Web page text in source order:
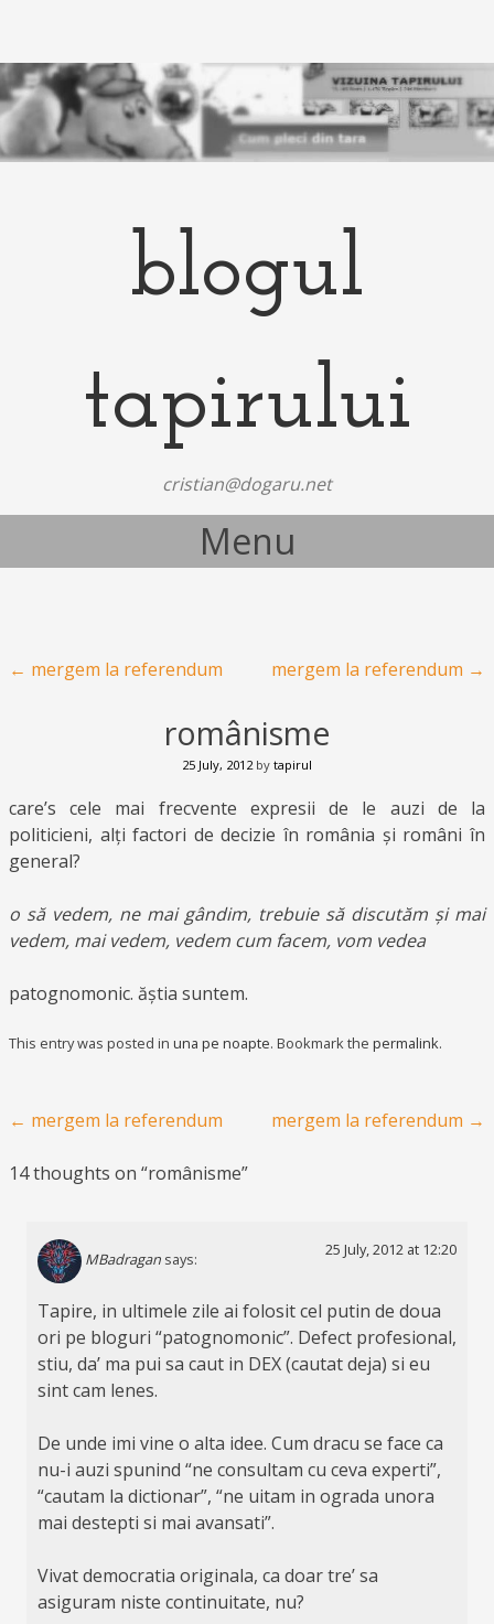
blogul
tapirului
cristian@dogaru.net
Menu
Post navigation
← mergem la referendum mergem la referendum →
românisme
25 July, 2012by tapirul
care’s cele mai frecvente expresii de le auzi de la
politicieni, alți factori de decizie în românia și români în
general?
o să vedem, ne mai gândim, trebuie să discutăm și mai
vedem, mai vedem, vedem cum facem, vom vedea
patognomonic. ăștia suntem.
This entry was posted in una pe noapte. Bookmark the permalink.
Post navigation
← mergem la referendum mergem la referendum →
14 thoughts on “românisme”
MBadragan says:
25 July, 2012 at 12:20
Tapire, in ultimele zile ai folosit cel putin de doua
ori pe bloguri “patognomonic”. Defect profesional,
stiu, da’ ma pui sa caut in DEX (cautat deja) si eu
sint cam lenes.
De unde imi vine o alta idee. Cum dracu se face ca
nu-i auzi spunind “ne consultam cu ceva experti”,
“cautam la dictionar”, “ne uitam in ograda unora
mai destepti si mai avansati”.
Vivat democratia originala, ca doar tre’ sa
asiguram niste continuitate, nu?